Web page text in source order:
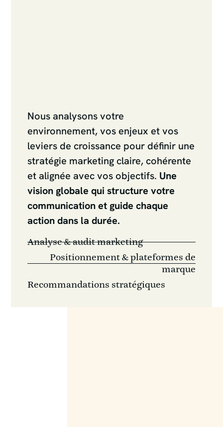
Nous analysons votre
environnement, vos enjeux et vos
leviers de croissance pour définir une
stratégie marketing claire, cohérente
et alignée avec vos objectifs. Une
vision globale qui structure votre
communication et guide chaque
action dans la durée.
Analyse & audit marketing
Positionnement & plateformes de
marque
Recommandations stratégiques